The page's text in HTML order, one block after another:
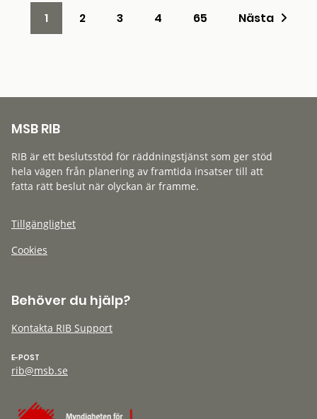
1 2 3 4 65 Nästa
MSB RIB
RIB är ett beslutsstöd för räddningstjänst som ger stöd
hela vägen från planering av framtida insatser till att
fatta rätt beslut när olyckan är framme.
Tillgänglighet
Cookies
Behöver du hjälp?
Kontakta RIB Support
E-POST
rib@msb.se